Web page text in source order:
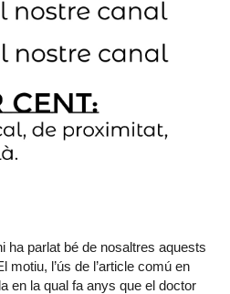
ha parlat bé de nosaltres aquests
l’ús de l’article comú en
en la qual fa anys que el doctor